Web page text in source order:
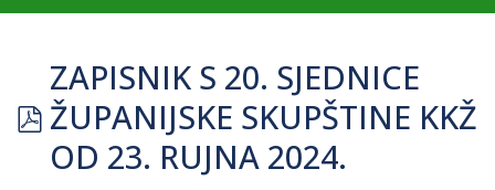
pdf
ZAPISNIK S 20. SJEDNICE
ŽUPANIJSKE SKUPŠTINE KKŽ
OD 23. RUJNA 2024.